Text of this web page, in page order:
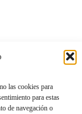
las cookies para
para estas
de navegación o